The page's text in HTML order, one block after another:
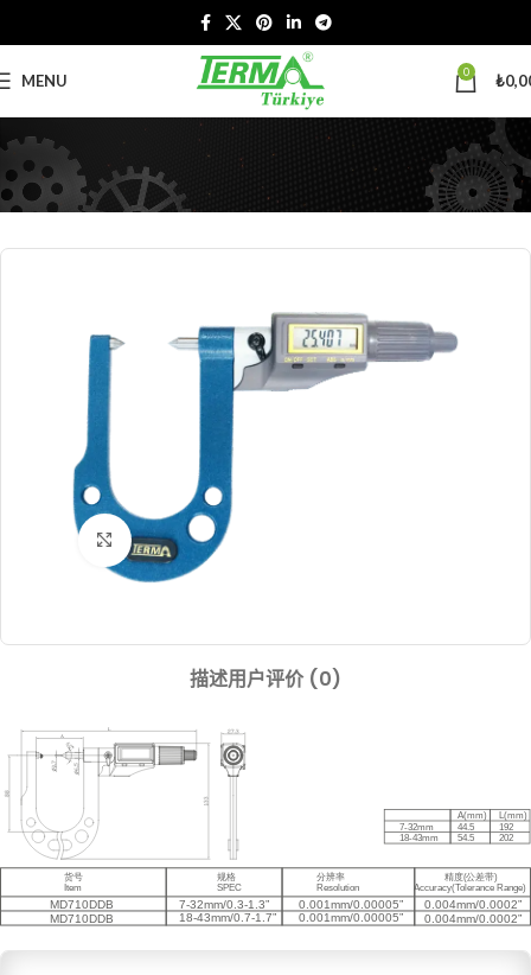
MENU 0 ₺
Click to enlarge
描述用户评价 (0)